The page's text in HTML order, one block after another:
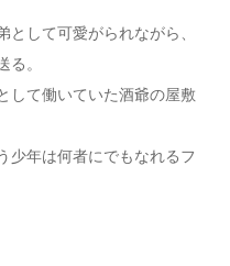
して可愛がられながら、
る。
して働いていた酒爺の屋敷
少年は何者にでもなれるフ